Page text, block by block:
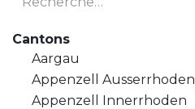
Cantons
Aargau
Appenzell Ausserrhoden
Appenzell Innerrhoden